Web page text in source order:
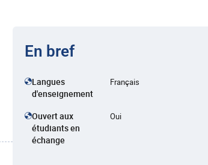
En bref
Langues
d'enseignement
Français
Ouvert aux
étudiants en
échange
Oui